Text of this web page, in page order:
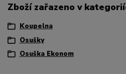
Zboží zařazeno v
Koupelna
Osušky
Osuška Ekonom